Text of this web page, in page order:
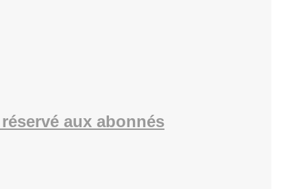
aux abonnés